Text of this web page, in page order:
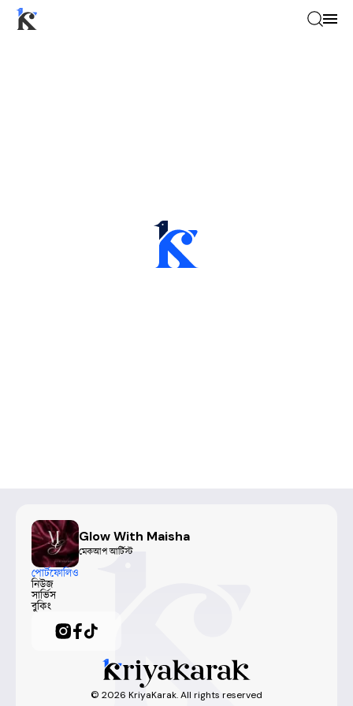
Glow With Maisha
মেকআপ আর্টিস্ট
পোর্টফোলিও
নিউজ
সার্ভিস
বুকিং
© 2026 KriyaKarak. All rights reserved